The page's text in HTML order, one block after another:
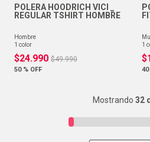
POLERA HOODRICH VICI _
REGULAR TSHIRT HOMBRE
hombre
1 color
$24.990 $49.990
50 % OFF
1
$
40
Mostrando 32